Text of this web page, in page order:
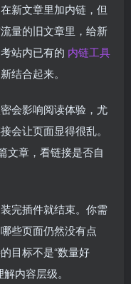
新文章里加内链，但
量的旧文章里，给新
站内已有的 内链工具
结合起来。
会影响阅读体验，尤
会让页面显得很乱。
文章，看链接是否自
完插件就结束。你需
些页面仍然没有点
目标不是“数量好
内容层级。